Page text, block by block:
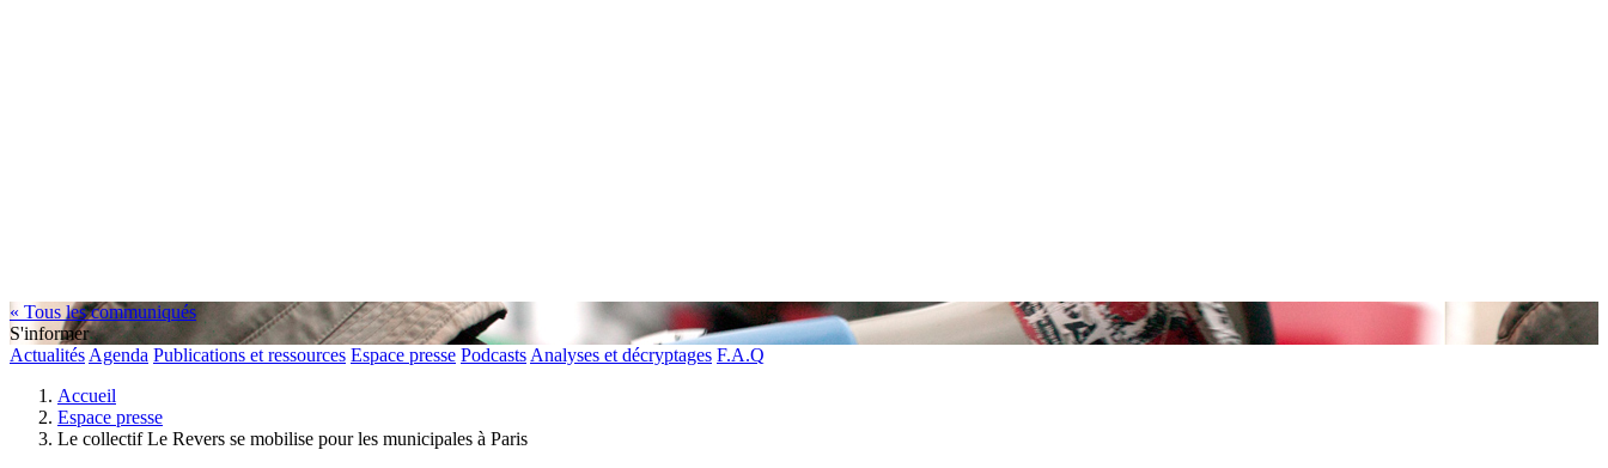
« Tous les communiqués
S'informer
Actualités Agenda Publications et ressources Espace presse Podcasts Analyses et décryptages F.A.Q
Accueil
Espace presse
Le collectif Le Revers se mobilise pour les municipales à Paris